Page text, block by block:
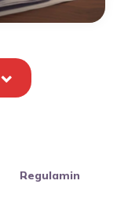
Regulamin